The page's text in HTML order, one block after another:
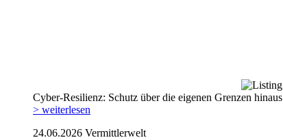
Cyber-Resilienz: Schutz über die eigenen Grenzen hinaus
> weiterlesen
24.06.2026 Vermittlerwelt